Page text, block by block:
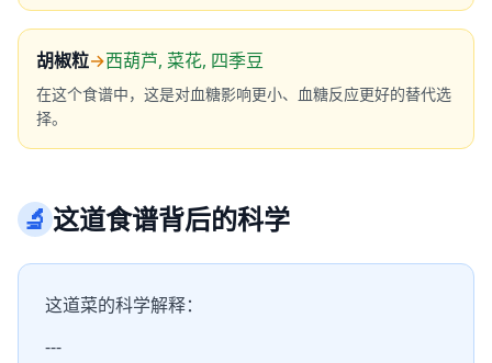
胡椒粒→西葫芦, 菜花, 四季豆
在这个食谱中，这是对血糖影响更小、血糖反应更好的替代选
择。
🔬这道食谱背后的科学
这道菜的科学解释：
---